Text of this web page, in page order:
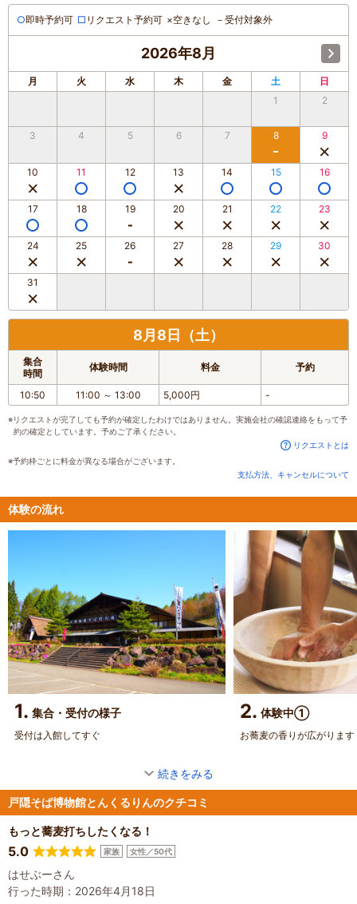
○即時予約可 □ リクエスト予約可 ×空きなし － 受付対象外
2026年8月
月 火 水 木 金 土
日
1
2
3 4 5 6 7 8 9
10 11 12 13 14 15 16
17 18 19 20 21 22 23
24 25 26 27 28 29 30
31
8月8日（土）
集合
時間
体験時間 料金 予約
10:50 11:00 ～ 13:00 5,000円 -
※リクエストが完了しても予約が確定したわけではありません。実施会社の確認連絡をもって予
約の確定としています。予めご了承ください。
リクエストとは
※予約枠ごとに料金が異なる場合がございます。
支払方法、キャンセルについて
体験の流れ
1. 集合・受付の様子
受付は入館してすぐ
2. 体験中①
お蕎麦の香りが広がります
続きをみる
戸隠そば博物館とんくるりんのクチコミ
もっと蕎麦打ちしたくなる！
5.0 家族 女性／50代
はせぶーさん
行った時期：2026年4月18日